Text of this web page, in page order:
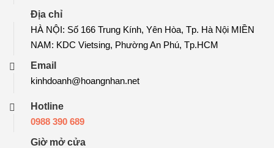
Địa chỉ
HÀ NỘI: Số 166 Trung Kính, Yên Hòa, Tp. Hà Nội MIỀN
NAM: KDC Vietsing, Phường An Phú, Tp.HCM
Email
kinhdoanh@hoangnhan.net
Hotline
0988 390 689
Giờ mở cửa